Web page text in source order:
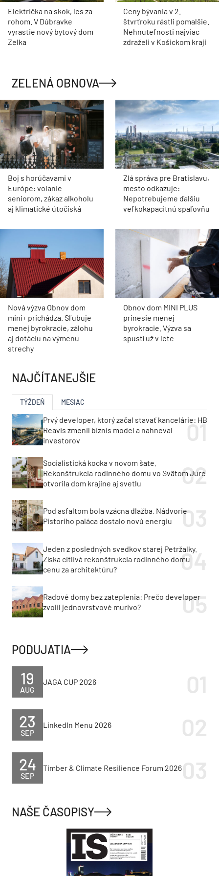
Električka na skok, les za
rohom. V Dúbravke
vyrastie nový bytový dom
Zelka
Ceny bývania v 2.
štvrťroku rástli pomalšie.
Nehnuteľnosti najviac
zdraželi v Košickom kraji
ZELENÁ OBNOVA
Boj s horúčavami v
Európe: volanie
seniorom, zákaz alkoholu
aj klimatické útočiská
Zlá správa pre Bratislavu,
mesto odkazuje:
Nepotrebujeme ďalšiu
veľkokapacitnú spaľovňu
Nová výzva Obnov dom
mini+ prichádza. Sľubuje
menej byrokracie, zálohu
aj dotáciu na výmenu
strechy
Obnov dom MINI PLUS
prinesie menej
byrokracie. Výzva sa
spustí už v lete
NAJČÍTANEJŠIE
TÝŽDEŇ MESIAC
Prvý developer, ktorý začal stavať kancelárie: HB
Reavis zmenil biznis model a nahneval
investorov
Socialistická kocka v novom šate.
Rekonštrukcia rodinného domu vo Svätom Jure
otvorila dom krajine aj svetlu
Pod asfaltom bola vzácna dlažba. Nádvorie
Pistoriho paláca dostalo novú energiu
Jeden z posledných svedkov starej Petržalky.
Získa citlivá rekonštrukcia rodinného domu
cenu za architektúru?
Radové domy bez zateplenia: Prečo developer
zvolil jednovrstvové murivo?
PODUJATIA
AUG
19 JAGA CUP 2026
SEP
23 LinkedIn Menu 2026
SEP
24 Timber & Climate Resilience Forum 2026
NAŠE ČASOPISY